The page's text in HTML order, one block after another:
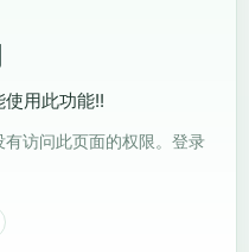
用此功能!!
访问此页面的权限。登录